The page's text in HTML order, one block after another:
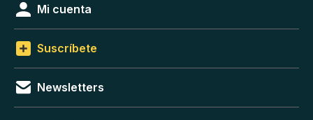
Mi cuenta
Suscríbete
Newsletters